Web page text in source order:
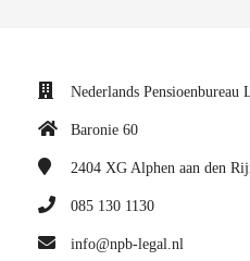
Nederlands Pensioenbureau
Baronie 60
2404 XG Alphen aan den
085 130 1130
info@npb-legal.nl